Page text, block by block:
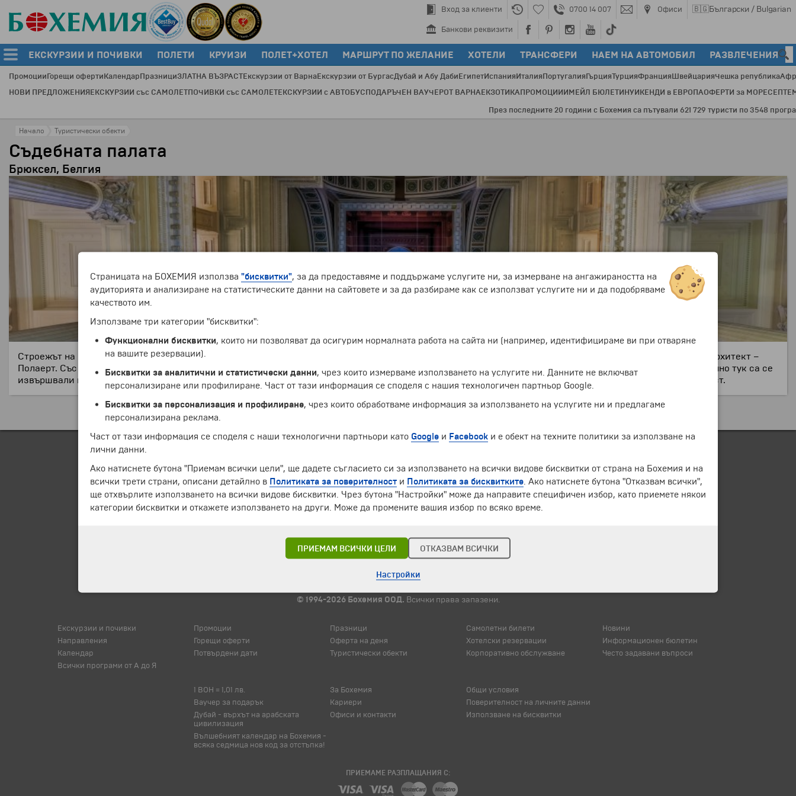
Вход за клиенти 0700 14 007 Офиси 🇧🇬Български / Bulgarian
Банкови реквизити
ЕКСКУРЗИИ И ПОЧИВКИ ПОЛЕТИ КРУИЗИ ПОЛЕТ+ХОТЕЛ МАРШРУТ ПО ЖЕЛАНИЕ ХОТЕЛИ ТРАНСФЕРИ НАЕМ НА АВТОМОБИЛ РАЗВЛЕЧЕНИЯ
ПромоцииГорещи офертиКалендарПразнициЗЛАТНА ВЪЗРАСТЕкскурзии от ВарнаЕкскурзии от БургасДубай и Абу ДабиЕгипетИспанияИталияПортугалияГърцияТурцияФранцияШвейцарияЧешка република
НОВИ ПРЕДЛОЖЕНИЯЕКСКУРЗИИ със САМОЛЕТПОЧИВКИ със САМОЛЕТЕКСКУРЗИИ с АВТОБУСПОДАРЪЧЕН ВАУЧЕРОТ ВАРНАЕКЗОТИКАПРОМОЦИИИМЕЙЛ БЮЛЕТИНУИКЕНДИ в ЕВРОПАОФЕРТИ за МОРЕ
През последните 20 години с Бохемия са пътували 621 729 туристи по 3548 програми
Начало Туристически обекти
Съдебната палата
Брюксел, Белгия
Строежът на Съдебната палата започва по заповед на Леополд ІІ през 1866 г. и завършва 20 години по-късно – четири години след смъртта на нейния архитект –
Полаерт. Със своята площ от 26 000 кв. м, това е втората по големина постройка в Европа. Местоположението й съвсем не е случайно – в миналото именно тук са се
извършвали публичните екзекуции. В четирите ъгли на сградата са разположени статуи, символизиращи справедливост, милосърдие, сила и законност.
Екскурзии и почивки до Белгия »
ЧЛЕН НА
© 1994-2026 Бохемия ООД. Всички права запазени.
Екскурзии и почивки
Направления
Календар
Всички програми от А до Я
Промоции
Горещи оферти
Потвърдени дати
Празници
Оферта на деня
Туристически обекти
Самолетни билети
Хотелски резервации
Корпоративно обслужване
Новини
Информационен бюлетин
Често задавани въпроси
1 BOH = 1,01 лв.
Ваучер за подарък
Дубай - върхът на арабската
цивилизация
Вълшебният календар на Бохемия -
всяка седмица нов код за отстъпка!
За Бохемия
Кариери
Офиси и контакти
Общи условия
Поверителност на личните данни
Използване на бисквитки
ПРИЕМАМЕ РАЗПЛАЩАНИЯ С:
Страницата на БОХЕМИЯ използва "бисквитки", за да предоставяме и поддържаме услугите ни, за измерване на ангажираността на
аудиторията и анализиране на статистическите данни на сайтовете и за да разбираме как се използват услугите ни и да подобряваме
качеството им.
Използваме три категории "бисквитки":
Функционални бисквитки, които ни позволяват да осигурим нормалната работа на сайта ни (например, идентифицираме ви при отваряне
на вашите резервации).
Бисквитки за аналитични и статистически данни, чрез които измерваме използването на услугите ни. Данните не включват
персонализиране или профилиране. Част от тази информация се споделя с нашия технологичен партньор Google.
Бисквитки за персонализация и профилиране, чрез които обработваме информация за използването на услугите ни и предлагаме
персонализирана реклама.
Част от тази информация се споделя с наши технологични партньори като Google и Facebook и е обект на техните политики за използване на
лични данни.
Ако натиснете бутона "Приемам всички цели", ще дадете съгласието си за използването на всички видове бисквитки от страна на Бохемия и на
всички трети страни, описани детайлно в Политиката за поверителност и Политиката за бисквитките . Ако натиснете бутона "Отказвам всички",
ще отхвърлите използването на всички видове бисквитки. Чрез бутона "Настройки" може да направите специфичен избор, като приемете някои
категории бисквитки и откажете използването на други. Може да промените вашия избор по всяко време.
ПРИЕМАМ ВСИЧКИ ЦЕЛИ ОТКАЗВАМ ВСИЧКИ
Настройки